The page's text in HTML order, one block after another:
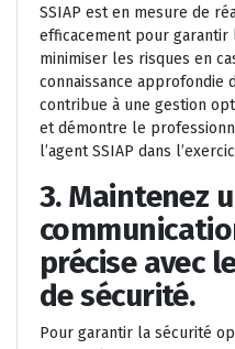
SSIAP est en mesure de
efficacement pour garantir
minimiser les risques en
connaissance approfondie
contribue à une gestion
et démontre le
l’agent SSIAP dans
3. Maintenez
précise avec
de sécurité.
Pour garantir la sécurité